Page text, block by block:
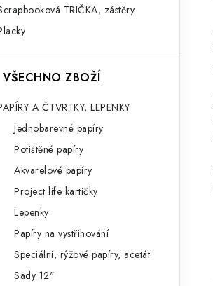
TRIČKA, zástěry
VŠECHNO ZBOŽÍ
A ČTVRTKY, LEPENKY
Jednobarevné papíry
Potištěné papíry
Akvarelové papíry
Project life kartičky
Lepenky
Papíry na vystřihování
Speciální, rýžové papíry, acetát
Sady 12"